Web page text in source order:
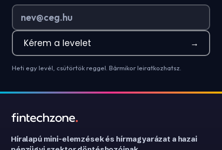
Kérem a levelet →
Heti egy levél, csütörtök reggel. Bármikor leiratkozhatsz.
Híralapú mini-elemzések és hírmagyarázat a hazai